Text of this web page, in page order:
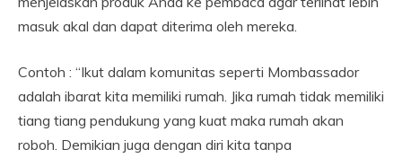
masuk akal dan dapat diterima oleh mereka.
Contoh : “Ikut dalam komunitas seperti Mombassador
adalah ibarat kita memiliki rumah. Jika rumah tidak memiliki
tiang tiang pendukung yang kuat maka rumah akan
roboh. Demikian juga dengan diri kita tanpa